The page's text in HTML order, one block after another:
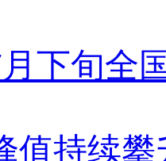
下旬全
值持续